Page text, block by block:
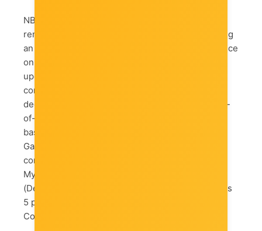
NBA 2K21 is the latest title in the world-
renowned, best-selling NBA 2K series, delivering
an industry-leading sports video game experience
on Playstation 4. With extensive improvements
upon its best-in-class graphics and gameplay,
competitive and community online features, and
deep, varied game modes, NBA 2K21 offers one-
of-a-kind immersion into all facets of NBA
basketball and culture - where Everything is
Game. Preorder to receive bonus in-game
content, includin 5000 Virtual Currency 5000
MyTEAM Points 10 MyTEAM Promo packs
(Delivered one a week) 9 MyCAREER Skill Boosts
5 pair Shoe Collection Cover Athlete Digital
Collection